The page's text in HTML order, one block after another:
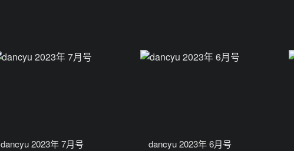
dancyu 2023年 7月号 dancyu 2023年 6月号